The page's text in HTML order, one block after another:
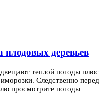
деревьев
теплой погоды плюс
Следственно перед
просмотрите погоды